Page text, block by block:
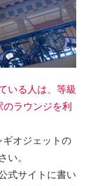
いる人は、等級
ラウンジを利
オジェットの
い。
式サイトに書い